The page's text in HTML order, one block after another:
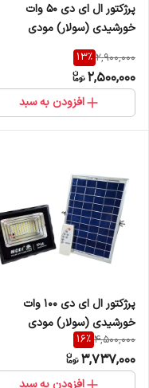
پرژکتور ال ای دی 50 وات
خورشیدی (سولار) مودی
2,900,000
13%
2,500,000
افزودن به سبد
پرژکتور ال ای دی 100 وات
خورشیدی (سولار) مودی
4,500,000
16%
3,737,000
افزودن به سبد